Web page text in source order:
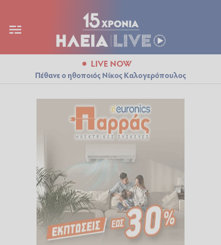
LIVE NOW
Πέθανε ο ηθοποιός Νίκος Καλογερόπουλος